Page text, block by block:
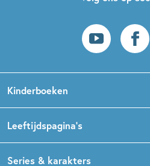
Kinderboeken
Prentenboeken
Leeftijdspagina’s
Series & karakters